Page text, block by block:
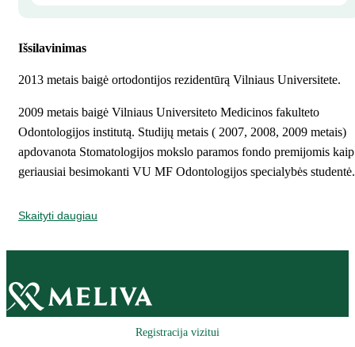
Išsilavinimas
2013 metais baigė ortodontijos rezidentūrą Vilniaus Universitete.
2009 metais baigė Vilniaus Universiteto Medicinos fakulteto
Odontologijos institutą. Studijų metais ( 2007, 2008, 2009 metais)
apdovanota Stomatologijos mokslo paramos fondo premijomis kaip
geriausiai besimokanti VU MF Odontologijos specialybės studentė.
Skaityti daugiau
Registracija vizitui